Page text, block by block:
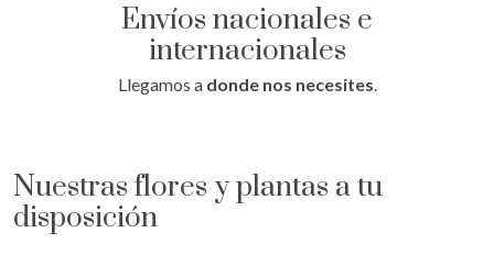
Envíos nacionales e
internacionales
Llegamos a donde nos necesites
Nuestras flores y plantas a tu
disposición